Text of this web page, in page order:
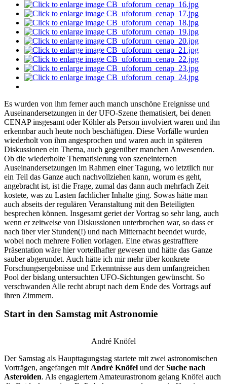
Es wurden von ihm ferner auch manch unschöne Ereignisse und
Auseinandersetzungen in der UFO-Szene thematisiert, bei denen
CENAP insgesamt oder Köhler als Person involviert waren und ihn
erkennbar auch heute noch beschäftigen. Diese Vorfälle wurden
wiederholt von ihm angesprochen und waren auch in späteren
Diskussionen ein Thema, auch gegenüber manchen Anwesenden.
Ob die wiederholte Thematisierung von szeneinternen
Auseinandersetzungen im Rahmen einer Tagung, wo letztlich nur
ein Teil das Ganze auch nachvollziehen kann, worum es geht,
angebracht ist, ist die Frage, zumal das dann auch mehrfach Zeit
kostete, was zu Lasten fachlicher Inhalte ging. Sowas hätte man
auch abseits der regulären Veranstaltung mit den Beteiligten
besprechen können. Insgesamt geriet der Vortrag so sehr lang, auch
wenn er zeitweise von Diskussionen unterbrochen war, so dass er
nach über vier Stunden(!) und nach Mitternacht beendet wurde,
wobei noch mehrere Folien vorlagen. Eine etwas gestrafftere
Präsentation wäre hier vorteilhafter gewesen und hätte das Ganze
sauber abgerundet. Auch hätte ich mir mehr über konkrete
Forschungsergebnisse und Erkenntnisse aus dem umfangreichen
Pool der bislang untersuchten UFO-Sichtungen gewünscht. So
verschwanden Alle recht abrupt nach dem Ende des Vortrags auf
ihren Zimmern.
Start in den Samstag mit Astronomie
André Knöfel
Der Samstag als Haupttagungstag startete mit zwei astronomischen
Vorträgen, angefangen mit André Knöfel und derSuche nach
Asteroiden. Als engagiertem Amateurastronom gelang Knöfel auch